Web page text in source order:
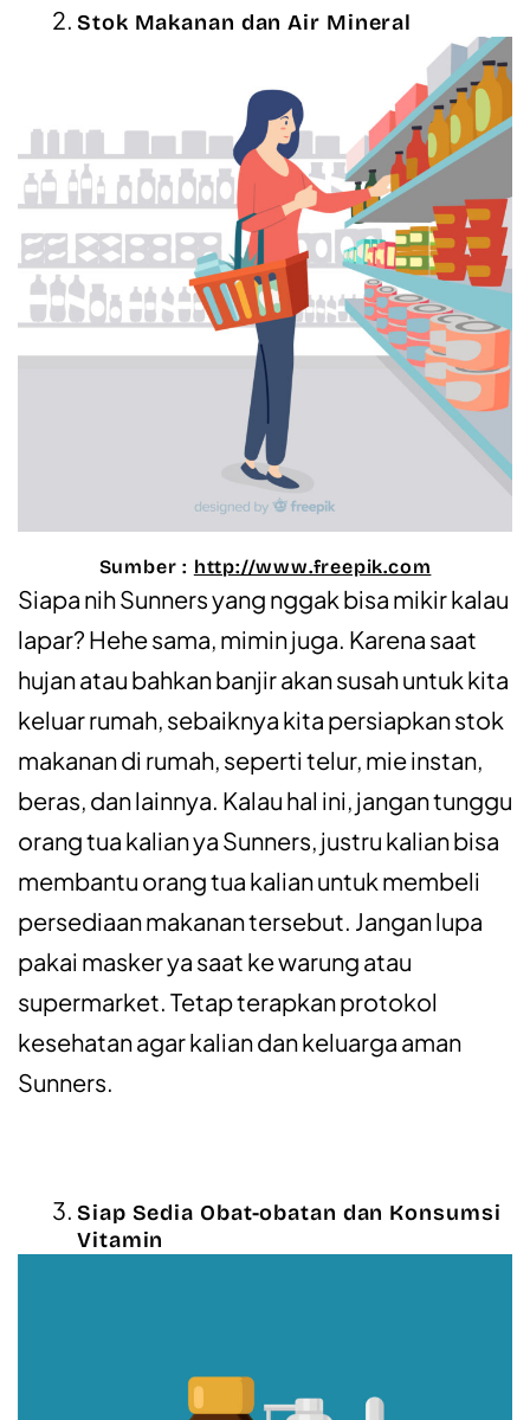
Stok Makanan dan Air Mineral
Sumber : http://www.freepik.com
Siapa nih Sunners yang nggak bisa mikir kalau
lapar? Hehe sama, mimin juga. Karena saat
hujan atau bahkan banjir akan susah untuk kita
keluar rumah, sebaiknya kita persiapkan stok
makanan di rumah, seperti telur, mie instan,
beras, dan lainnya. Kalau hal ini, jangan tunggu
orang tua kalian ya Sunners, justru kalian bisa
membantu orang tua kalian untuk membeli
persediaan makanan tersebut. Jangan lupa
pakai masker ya saat ke warung atau
supermarket. Tetap terapkan protokol
kesehatan agar kalian dan keluarga aman
Sunners.
Siap Sedia Obat-obatan dan Konsumsi
Vitamin